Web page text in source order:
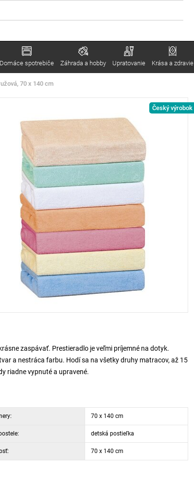
Domáce spotrebiče Záhrada a hobby Upratovanie Krása a zdravie
70 x 140 cm
Český výrobok
zaspávať. Prestieradlo je veľmi príjemné na dotyk.
a nestráca farbu. Hodí sa na všetky druhy matracov, až 15
riadne vypnuté a upravené.
70 x 140 cm
detská postieľka
70 x 140 cm